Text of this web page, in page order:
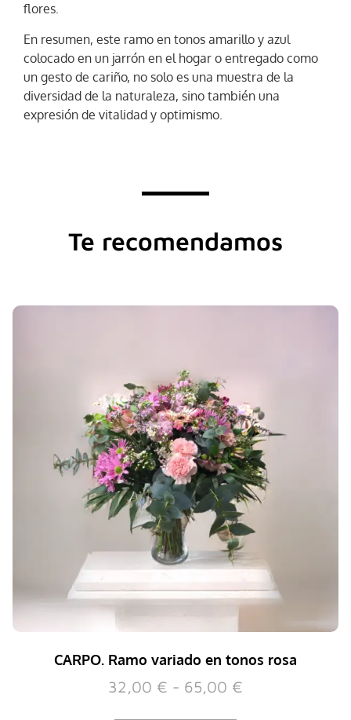
flores.
En resumen, este ramo en tonos amarillo y azul
colocado en un jarrón en el hogar o entregado como
un gesto de cariño, no solo es una muestra de la
diversidad de la naturaleza, sino también una
expresión de vitalidad y optimismo.
Te recomendamos
CARPO. Ramo variado en tonos rosa
32,00 € - 65,00 €